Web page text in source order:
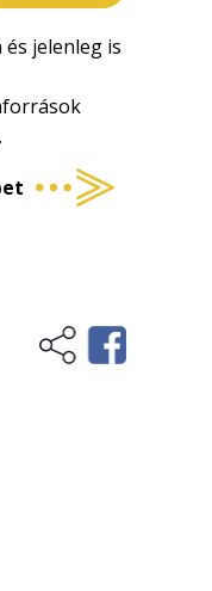
jelenleg is
nyerhető